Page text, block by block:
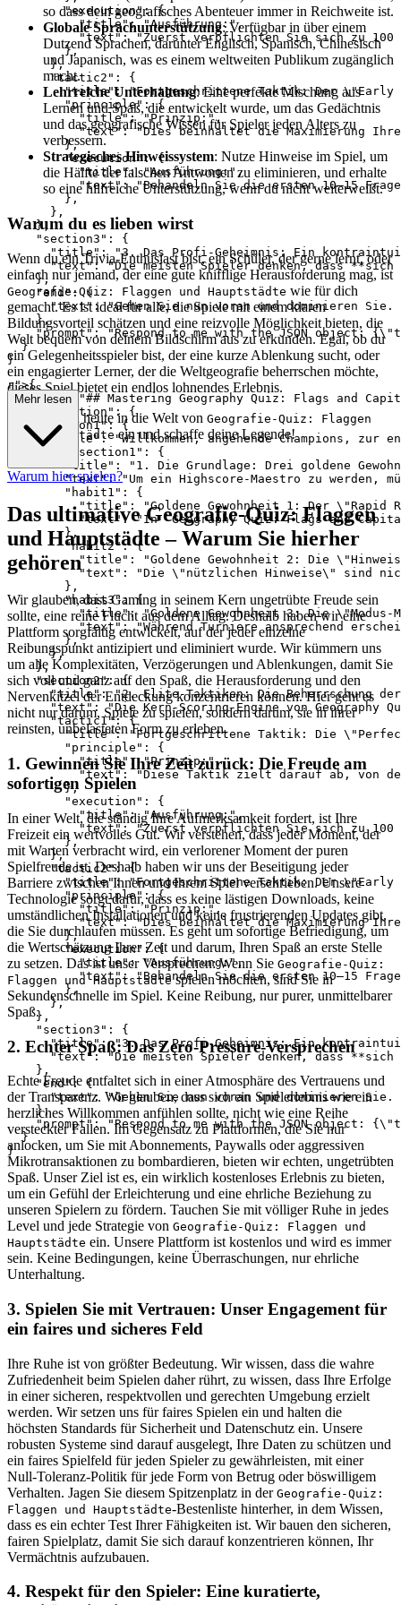
so dass dein geografisches Abenteuer immer in Reichweite ist.
Globale Sprachunterstützung: Verfügbar in über einem
Dutzend Sprachen, darunter Englisch, Spanisch, Chinesisch
und Japanisch, was es einem weltweiten Publikum zugänglich
macht.
Lehrreiche Unterhaltung: Eine perfekte Mischung aus
Lernen und Spaß, die entwickelt wurde, um das Gedächtnis
und das geografische Wissen für Spieler jeden Alters zu
verbessern.
Strategisches Hinweissystem: Nutze Hinweise im Spiel, um
die Hälfte der falschen Antworten zu eliminieren, und erhalte
so eine hilfreiche Unterstützung, wenn du nicht weiterweißt.
Warum du es lieben wirst
Wenn du ein Trivia-Enthusiast bist, ein Schüler, der gerne lernt, oder
einfach nur jemand, der eine gute knifflige Herausforderung mag, ist
Geografie-Quiz: Flaggen und Hauptstädte wie für dich
gemacht. Es ist ideal für alle, die Spiele mit einem klaren
Bildungsvorteil schätzen und eine reizvolle Möglichkeit bieten, die
Welt bequem von deinem Bildschirm aus zu erkunden. Egal, ob du
ein Gelegenheitsspieler bist, der eine kurze Ablenkung sucht, oder
ein engagierter Lerner, der die Weltgeografie beherrschen möchte,
dieses Spiel bietet ein endlos lohnendes Erlebnis.
Tauche noch heute in die Welt von Geografie-Quiz: Flaggen
und Hauptstädte ein und schaffe deine Legende!
        "execution": {
          "title": "Ausführung:",
"text": "Zuerst verpflichten Sie sich zu
        },
      },
      "tactic2": {
"title": "Fortgeschrittene Taktik: Der \"Early
        "principle": {
          "title": "Prinzip:",
"text": "Dies beinhaltet die Maximierung
        },
        "execution": {
          "title": "Ausführung:",
"text": "Behandeln Sie die ersten 10–15
        },
      },
    },
    "section3": {
"title": "3. Das Profi-Geheimnis: Ein
"text": "Die meisten Spieler denken, dass
    },
    "end": {
"text": "Gehen Sie nun voran und dominieren
    },
"prompt": "Respond to me with the JSON object:
  }
r">{
"text": "## Mastering Geography Quiz: Flags and
  "translation": {
    "section1": {
"title": "Willkommen, angehende Champions, zur
      "subsection1": {
"title": "1. Die Grundlage: Drei goldene
"text": "Um ein Highscore-Maestro zu werden,
        "habit1": {
"title": "Goldene Gewohnheit 1: Der \"Rapid
"text": "In `Geography Quiz: Flags and
        },
        "habit2": {
"title": "Goldene Gewohnheit 2: Die
"text": "Die \"nützlichen Hinweise\" sind
        },
        "habit3": {
"title": "Goldene Gewohnheit 3: Die \"Modus-
"text": "Während Turniere ansprechend
        },
      },
    },
    "section2": {
"title": "2. Elite-Taktiken: Die Beherrschung
"text": "Die Kern-Scoring-Engine von Geography
      "tactic1": {
"title": "Fortgeschrittene Taktik: Die
        "principle": {
          "title": "Prinzip:",
"text": "Diese Taktik zielt darauf ab, von
        },
        "execution": {
          "title": "Ausführung:",
"text": "Zuerst verpflichten Sie sich zu
        },
      },
      "tactic2": {
"title": "Fortgeschrittene Taktik: Der \"Early
        "principle": {
          "title": "Prinzip:",
"text": "Dies beinhaltet die Maximierung
        },
        "execution": {
          "title": "Ausführung:",
"text": "Behandeln Sie die ersten 10–15
        },
      },
    },
    "section3": {
"title": "3. Das Profi-Geheimnis: Ein
"text": "Die meisten Spieler denken, dass
    },
    "end": {
"text": "Gehen Sie nun voran und dominieren
    },
"prompt": "Respond to me with the JSON object:
  }
Mehr lesen
Warum hier spielen?
Das ultimative Geografie-Quiz: Flaggen
und Hauptstädte – Warum Sie hierher
gehören
Wir glauben, dass Gaming in seinem Kern ungetrübte Freude sein
sollte, eine reine Flucht aus dem Alltag. Deshalb haben wir eine
Plattform sorgfältig entwickelt, auf der jeder einzelne
Reibungspunkt antizipiert und eliminiert wurde. Wir kümmern uns
um alle Komplexitäten, Verzögerungen und Ablenkungen, damit Sie
sich voll und ganz auf den Spaß, die Herausforderung und den
Nervenkitzel der Entdeckung konzentrieren können. Hier geht es
nicht nur darum, Spiele zu spielen, sondern darum, sie in ihrer
reinsten, unbelasteten Form zu erleben.
1. Gewinnen Sie Ihre Zeit zurück: Die Freude am
sofortigen Spielen
In einer Welt, die ständig Ihre Aufmerksamkeit fordert, ist Ihre
Freizeit ein wertvolles Gut. Wir verstehen, dass jeder Moment, der
mit Warten verbracht wird, ein verlorener Moment der puren
Spielfreude ist. Deshalb haben wir uns der Beseitigung jeder
Barriere zwischen Ihnen und Ihrem Spiel verschrieben. Unsere
Technologie sorgt dafür, dass es keine lästigen Downloads, keine
umständlichen Installationen und keine frustrierenden Updates gibt,
die Sie durchlaufen müssen. Es geht um sofortige Befriedigung, um
die Wertschätzung Ihrer Zeit und darum, Ihren Spaß an erste Stelle
zu setzen. Das ist unser Versprechen: Wenn Sie Geografie-Quiz:
Flaggen und Hauptstädtespielen möchten, sind Sie in
Sekundenschnelle im Spiel. Keine Reibung, nur purer, unmittelbarer
Spaß.
2. Echter Spaß: Das Zero-Pressure-Versprechen
Echte Freude entfaltet sich in einer Atmosphäre des Vertrauens und
der Transparenz. Wir glauben, dass sich ein Spielerlebnis wie ein
herzliches Willkommen anfühlen sollte, nicht wie eine Reihe
versteckter Fallen. Im Gegensatz zu Plattformen, die Sie nur
anlocken, um Sie mit Abonnements, Paywalls oder aggressiven
Mikrotransaktionen zu bombardieren, bieten wir echten, ungetrübten
Spaß. Unser Ziel ist es, ein wirklich kostenloses Erlebnis zu bieten,
um ein Gefühl der Erleichterung und eine ehrliche Beziehung zu
unseren Spielern zu fördern. Tauchen Sie mit völliger Ruhe in jedes
Level und jede Strategie von Geografie-Quiz: Flaggen und
Hauptstädte ein. Unsere Plattform ist kostenlos und wird es immer
sein. Keine Bedingungen, keine Überraschungen, nur ehrliche
Unterhaltung.
3. Spielen Sie mit Vertrauen: Unser Engagement für
ein faires und sicheres Feld
Ihre Ruhe ist von größter Bedeutung. Wir wissen, dass die wahre
Zufriedenheit beim Spielen daher rührt, zu wissen, dass Ihre Erfolge
in einer sicheren, respektvollen und gerechten Umgebung erzielt
werden. Wir setzen uns für faires Spielen ein und halten die
höchsten Standards für Sicherheit und Datenschutz ein. Unsere
robusten Systeme sind darauf ausgelegt, Ihre Daten zu schützen und
ein faires Spielfeld für jeden Spieler zu gewährleisten, mit einer
Null-Toleranz-Politik für jede Form von Betrug oder böswilligem
Verhalten. Jagen Sie diesem Spitzenplatz in der Geografie-Quiz:
Flaggen und Hauptstädte-Bestenliste hinterher, in dem Wissen,
dass es ein echter Test Ihrer Fähigkeiten ist. Wir bauen den sicheren,
fairen Spielplatz, damit Sie sich darauf konzentrieren können, Ihr
Vermächtnis aufzubauen.
4. Respekt für den Spieler: Eine kuratierte,